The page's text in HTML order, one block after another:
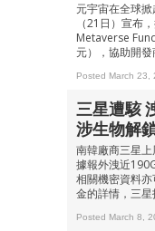
元宇宙在全球
（21日）宣布
Metaverse
元），協助開發
Posted March 23,
三星遭駭
涉生物解
南韓廠商三星上
據報外洩近
相關機密資料亦
金的詳情，三星
Posted March 8,